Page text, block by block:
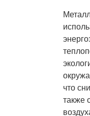
что
также